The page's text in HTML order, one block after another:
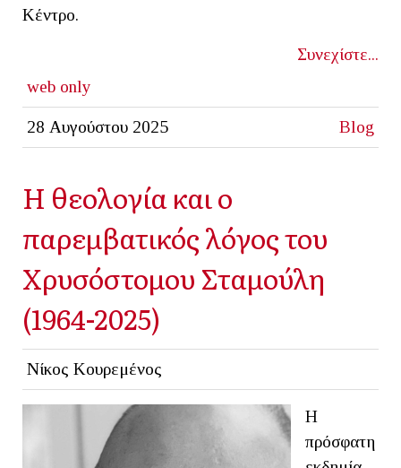
Κέντρο.
Συνεχίστε...
web only
28 Αυγούστου 2025 Blog
Η θεολογία και ο
παρεμβατικός λόγος του
Χρυσόστομου Σταμούλη
(1964-2025)
Νίκος Κουρεμένος
Η
πρόσφατη